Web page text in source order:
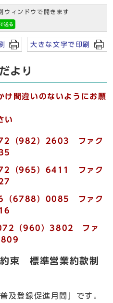
ウィンドウで開きます
大きな文字で印刷
より
け間違いのないようにお願
い
（982）2603 ファク
（965）6411 ファク
（6788）0085 ファク
（960）3802 ファ
束 標準営業約款制
登録促進月間」です。